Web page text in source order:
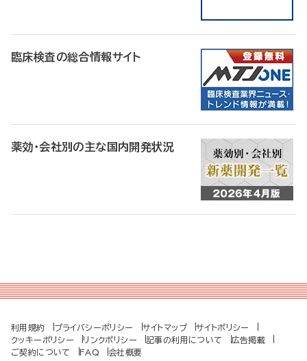
臨床検査の総合情報サイト
薬効・会社別の主な国内開発状況
利用規約 プライバシーポリシー サイトマップ
サイトポリシー
クッキーポリシー
リンクポリシー 記事の利用について
広告掲載
ご契約について
FAQ 会社概要